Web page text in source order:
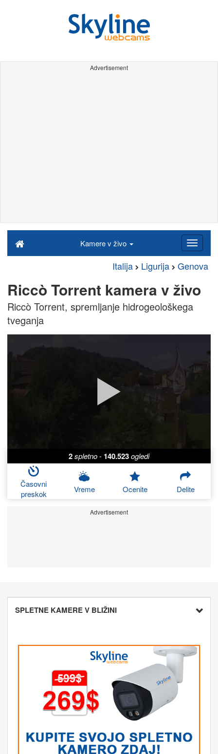
Advertisement
Kamere v živo
Italija Ligurija Genova
Riccò Torrent kamera v živo
Riccò Torrent, spremljanje hidrogeološkega
tveganja
2spletno- 140.523ogledi
Časovni
preskok
Vreme Ocenite Delite
Advertisement
SPLETNE KAMERE V BLIŽINI